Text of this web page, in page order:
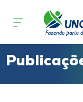
Cursos